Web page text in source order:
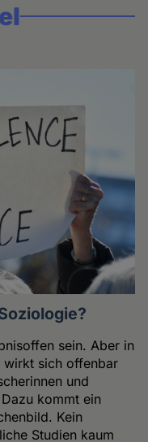
sein. Aber in
wirkt sich offenbar
und
kommt ein
Kein
Studien kaum